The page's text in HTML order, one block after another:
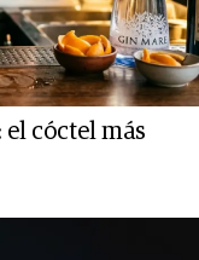
cóctel más